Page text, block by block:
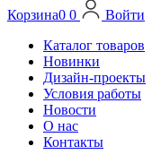
Корзина0 0
Войти
Каталог товаров
Новинки
Дизайн-проекты
Условия работы
Новости
О нас
Контакты